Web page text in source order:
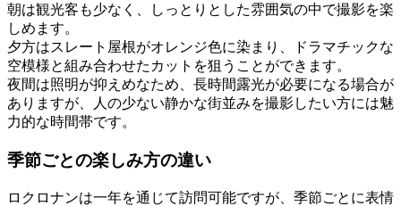
朝は観光客も少なく、しっとりとした雰囲気の中で撮影を楽
しめます。
夕方はスレート屋根がオレンジ色に染まり、ドラマチックな
空模様と組み合わせたカットを狙うことができます。
夜間は照明が抑えめなため、長時間露光が必要になる場合が
ありますが、人の少ない静かな街並みを撮影したい方には魅
力的な時間帯です。
季節ごとの楽しみ方の違い
ロクロナンは一年を通じて訪問可能ですが、季節ごとに表情